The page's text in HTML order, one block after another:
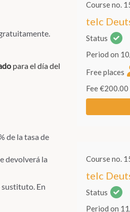
para el día del
de la tasa de
devolverá la
En